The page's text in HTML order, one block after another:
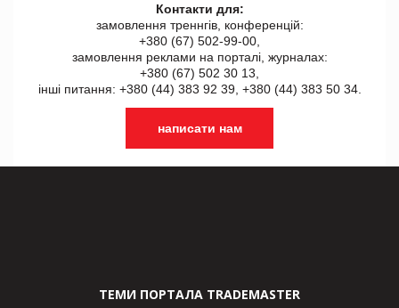
Контакти для:
замовлення треннгів, конференцій:
+380 (67) 502-99-00,
замовлення реклами на порталі, журналах:
+380 (67) 502 30 13,
інші питання: +380 (44) 383 92 39, +380 (44) 383 50 34.
написати нам
ТЕМИ ПОРТАЛА TRADEMASTER